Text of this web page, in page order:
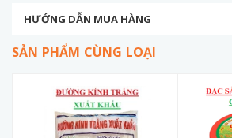
HƯỚNG DẪN MUA HÀNG
SẢN PHẨM CÙNG LOẠI